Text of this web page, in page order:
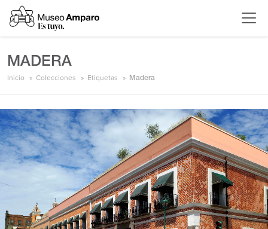
MADERA
Inicio Colecciones Etiquetas Madera